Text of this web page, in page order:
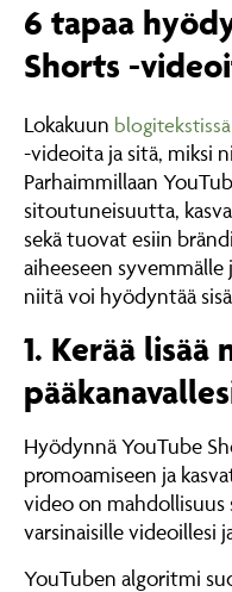
6 tapaa
Shorts -
Lokakuun blogitekstissä
-videoita ja sitä, miksi
Parhaimmillaan
sitoutuneisuutta,
sekä tuovat esiin
aiheeseen
niitä voi hyödyntää
1. Kerää
Hyödynnä YouTube
promoamiseen ja
video on
varsinaisille videoillesi
YouTuben algoritmi